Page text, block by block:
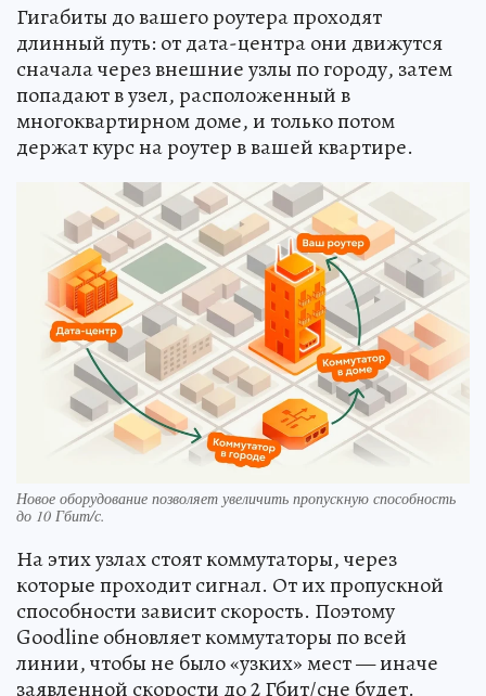
Гигабиты до вашего роутера проходят
длинный путь: от дата-центра они движутся
сначала через внешние узлы по городу, затем
попадают в узел, расположенный в
многоквартирном доме, и только потом
держат курс на роутер в вашей квартире.
Новое оборудование позволяет увеличить пропускную способность
до 10 Гбит/с.
На этих узлах стоят коммутаторы, через
которые проходит сигнал. От их пропускной
способности зависит скорость. Поэтому
Goodline обновляет коммутаторы по всей
линии, чтобы не было «узких» мест — иначе
заявленной скорости до 2 Гбит/сне будет.